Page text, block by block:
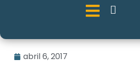
abril 6, 2017